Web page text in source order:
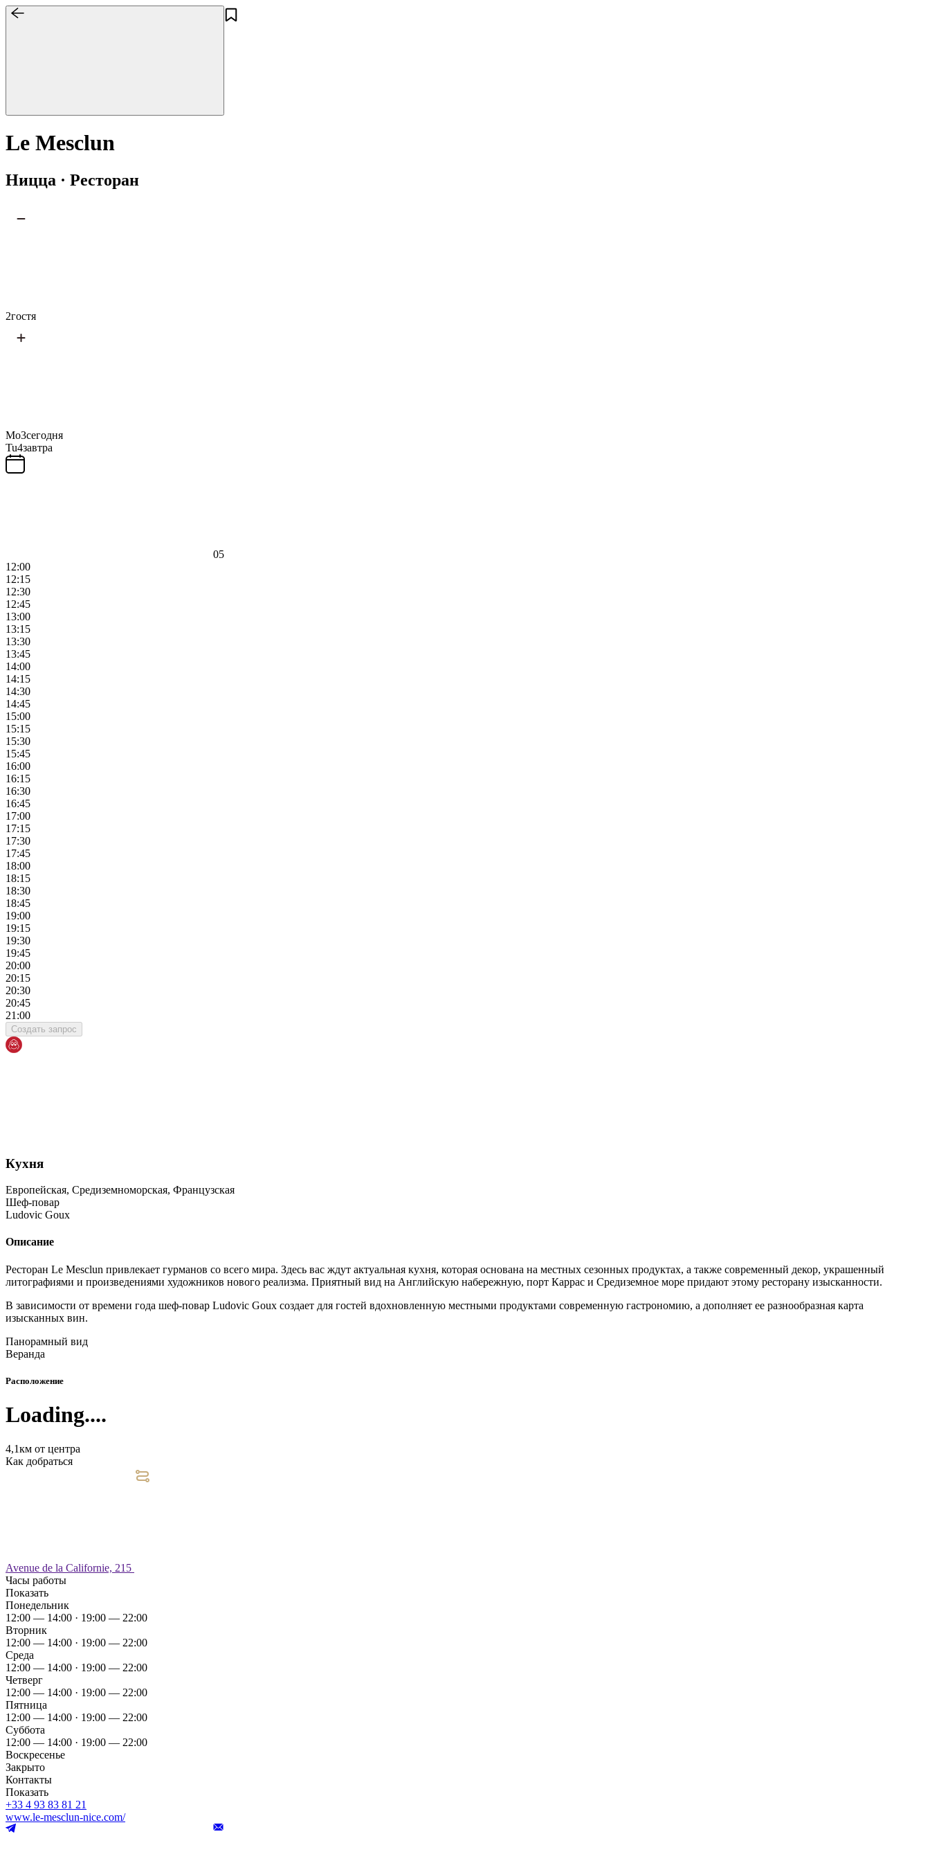
Le Mesclun
Ницца · Ресторан
2гостя
Mo3сегодня
Tu4завтра
05
12:00
12:15
12:30
12:45
13:00
13:15
13:30
13:45
14:00
14:15
14:30
14:45
15:00
15:15
15:30
15:45
16:00
16:15
16:30
16:45
17:00
17:15
17:30
17:45
18:00
18:15
18:30
18:45
19:00
19:15
19:30
19:45
20:00
20:15
20:30
20:45
21:00
Создать запрос
Кухня
Европейская, Средиземноморская, Французская
Шеф-повар
Ludovic Goux
Описание
Ресторан Le Mesclun привлекает гурманов со всего мира. Здесь вас ждут актуальная кухня, которая основана на местных сезонных продуктах, а также современный декор, украшенный
литографиями и произведениями художников нового реализма. Приятный вид на Английскую набережную, порт Каррас и Средиземное море придают этому ресторану изысканности.
В зависимости от времени года шеф-повар Ludovic Goux создает для гостей вдохновленную местными продуктами современную гастрономию, а дополняет ее разнообразная карта
изысканных вин.
Панорамный вид
Веранда
Расположение
Loading....
4,1км от центра
Как добраться
Avenue de la Californie, 215
Часы работы
Показать
Понедельник
12:00 — 14:00 · 19:00 — 22:00
Вторник
12:00 — 14:00 · 19:00 — 22:00
Среда
12:00 — 14:00 · 19:00 — 22:00
Четверг
12:00 — 14:00 · 19:00 — 22:00
Пятница
12:00 — 14:00 · 19:00 — 22:00
Суббота
12:00 — 14:00 · 19:00 — 22:00
Воскресенье
Закрыто
Контакты
Показать
+33 4 93 83 81 21
www.le-mesclun-nice.com/